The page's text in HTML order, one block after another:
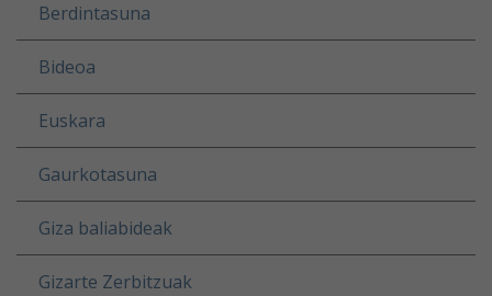
Berdintasuna
Bideoa
Euskara
Gaurkotasuna
Giza baliabideak
Gizarte Zerbitzuak